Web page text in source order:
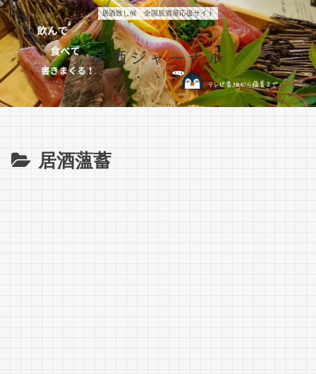
居酒致し候 全国居酒屋応援サイト
居酒ジャーナル
居酒薀蓄